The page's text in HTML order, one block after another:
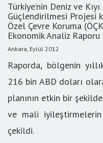
Türkiye’nin Deniz ve
Güçlendirilmesi Projesi
Özel Çevre Koruma
Ekonomik Analiz
Ankara, Eylül 2012
Raporda, bölgenin
216 bin ABD doları
planının etkin bir
ve mali iyileştirmelerin
çekildi.